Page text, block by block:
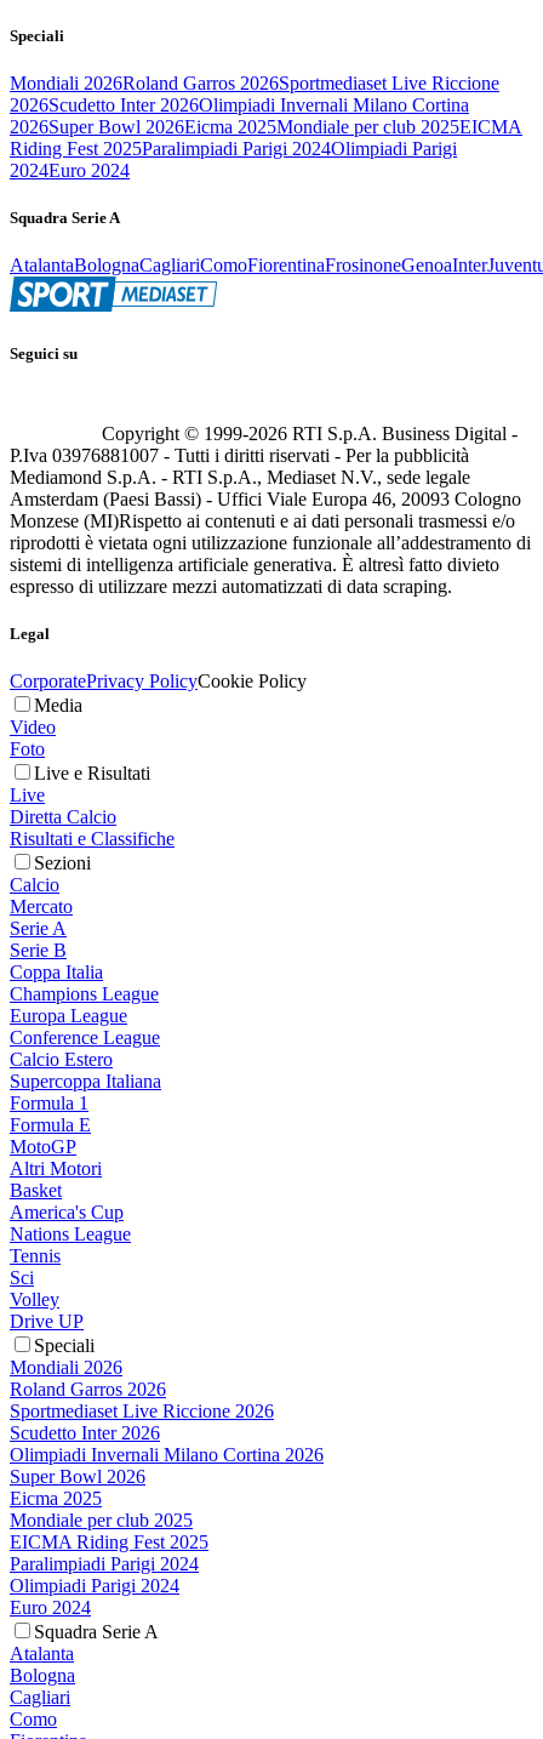
Speciali
Mondiali 2026Roland Garros 2026Sportmediaset Live Riccione
2026Scudetto Inter 2026Olimpiadi Invernali Milano Cortina
2026Super Bowl 2026Eicma 2025Mondiale per club 2025EICMA
Riding Fest 2025Paralimpiadi Parigi 2024Olimpiadi Parigi
2024Euro 2024
Squadra Serie A
AtalantaBolognaCagliariComoFiorentinaFrosinoneGenoaInter
Seguici su
Copyright © 1999-2026 RTI S.p.A. Business Digital -
P.Iva 03976881007 - Tutti i diritti riservati - Per la pubblicità
Mediamond S.p.A. - RTI S.p.A., Mediaset N.V., sede legale
Amsterdam (Paesi Bassi) - Uffici Viale Europa 46, 20093 Cologno
Monzese (MI)Rispetto ai contenuti e ai dati personali trasmessi e/o
riprodotti è vietata ogni utilizzazione funzionale all’addestramento di
sistemi di intelligenza artificiale generativa. È altresì fatto divieto
espresso di utilizzare mezzi automatizzati di data scraping.
Legal
CorporatePrivacy PolicyCookie Policy
Media
Video
Foto
Live e Risultati
Live
Diretta Calcio
Risultati e Classifiche
Sezioni
Calcio
Mercato
Serie A
Serie B
Coppa Italia
Champions League
Europa League
Conference League
Calcio Estero
Supercoppa Italiana
Formula 1
Formula E
MotoGP
Altri Motori
Basket
America's Cup
Nations League
Tennis
Sci
Volley
Drive UP
Speciali
Mondiali 2026
Roland Garros 2026
Sportmediaset Live Riccione 2026
Scudetto Inter 2026
Olimpiadi Invernali Milano Cortina 2026
Super Bowl 2026
Eicma 2025
Mondiale per club 2025
EICMA Riding Fest 2025
Paralimpiadi Parigi 2024
Olimpiadi Parigi 2024
Euro 2024
Squadra Serie A
Atalanta
Bologna
Cagliari
Como